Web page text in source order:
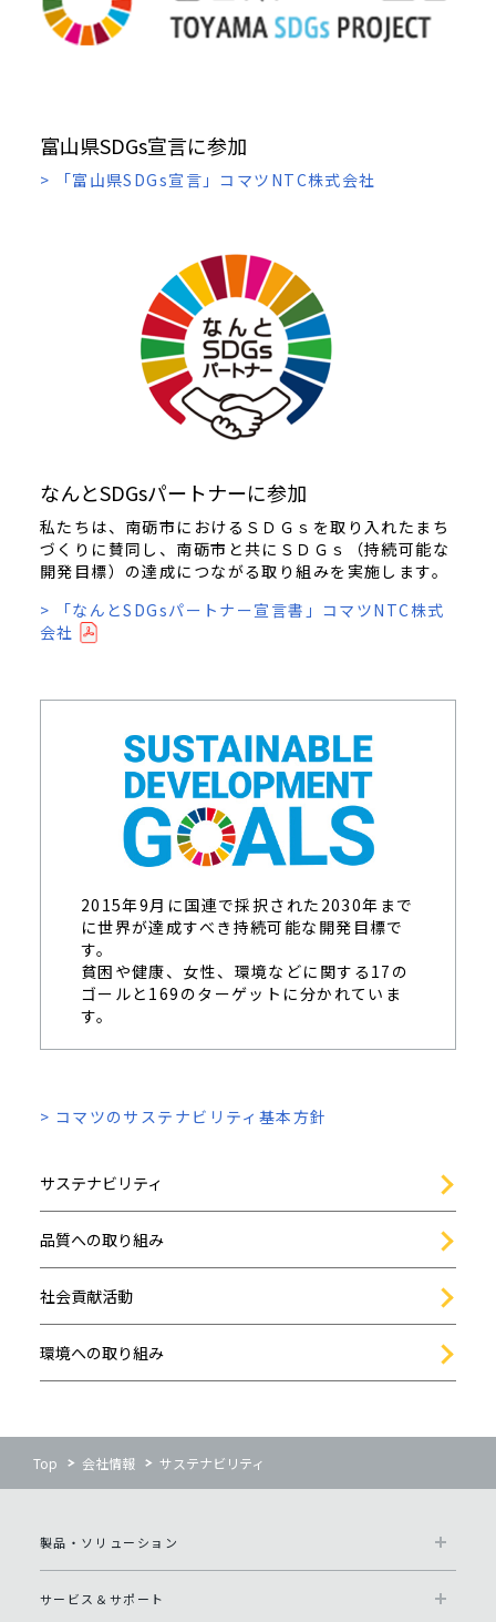
富山県SDGs宣言に参加
> 「富山県SDGs宣言」コマツNTC株式会社
なんとSDGsパートナーに参加
私たちは、南砺市におけるＳＤＧｓを取り入れたまち
づくりに賛同し、南砺市と共にＳＤＧｓ（持続可能な
開発目標）の達成につながる取り組みを実施します。
> 「なんとSDGsパートナー宣言書」コマツNTC株式
会社
2015年9月に国連で採択された2030年まで
に世界が達成すべき持続可能な開発目標で
す。
貧困や健康、女性、環境などに関する17の
ゴールと169のターゲットに分かれていま
す。
> コマツのサステナビリティ基本方針
サステナビリティ
品質への取り組み
社会貢献活動
環境への取り組み
Top 会社情報 サステナビリティ
製品・ソリューション
サービス＆サポート